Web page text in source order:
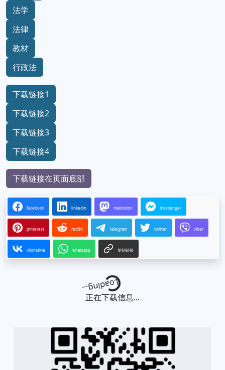
法学
法律
教材
行政法
下载链接1
下载链接2
下载链接3
下载链接4
下载链接在页面底部
facebook linkedin mastodon messenger
pinterest reddit telegram twitter viber
vkontakte whatsapp 复制链接
Loading...
正在下载信息...